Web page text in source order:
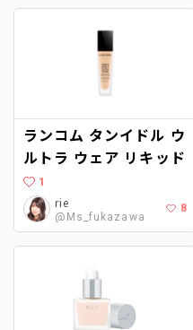
ランコム タンイドル ウ
ルトラ ウェア リキッド
1
rie
@Ms_fukazawa
8